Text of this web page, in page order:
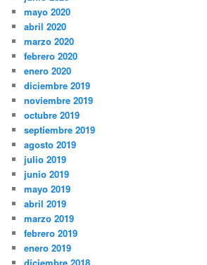
mayo 2020
abril 2020
marzo 2020
febrero 2020
enero 2020
diciembre 2019
noviembre 2019
octubre 2019
septiembre 2019
agosto 2019
julio 2019
junio 2019
mayo 2019
abril 2019
marzo 2019
febrero 2019
enero 2019
diciembre 2018